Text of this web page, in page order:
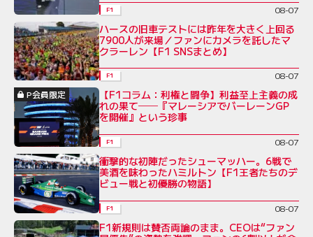
F1 08-07
ハースの旧車テストには昨年を大きく上回る
7900人が来場／ファンにカメラを託したマ
クラーレン【F1 SNSまとめ】
F1
08-07
P会員限定
【F1コラム：利権と闘争】利益至上主義の成
れの果て──『マレーシアでバーレーンGP
を開催』という珍事
F1 08-07
衝撃的な初陣だったシューマッハー。6戦で
美酒を味わったハミルトン【F1王者たちのデ
ビュー戦と初優勝の物語】
F1 08-07
F1新規則は賛否両論のまま。CEOは“ファン